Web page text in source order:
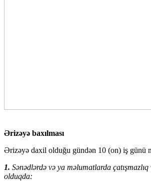
Ərizəyə baxılması
Ərizəyə daxil olduğu gündən 10 (on) iş günü
1. Sənədlərdə və ya məlumatlarda
olduqda: